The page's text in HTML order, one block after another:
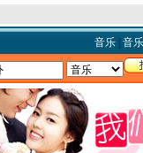
音乐| 音